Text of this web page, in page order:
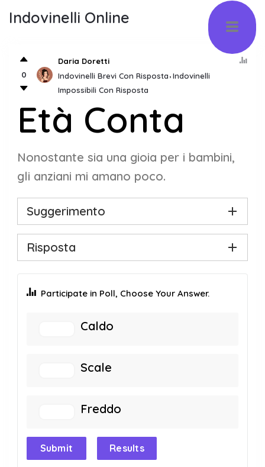
Indovinelli Online
0
Daria Doretti
Indovinelli Brevi Con Risposta Indovinelli
Impossibili Con Risposta
Età Conta
Nonostante sia una gioia per i bambini,
gli anziani mi amano poco.
Suggerimento
Risposta
Participate in Poll, Choose Your Answer.
Caldo
Scale
Freddo
Submit Results